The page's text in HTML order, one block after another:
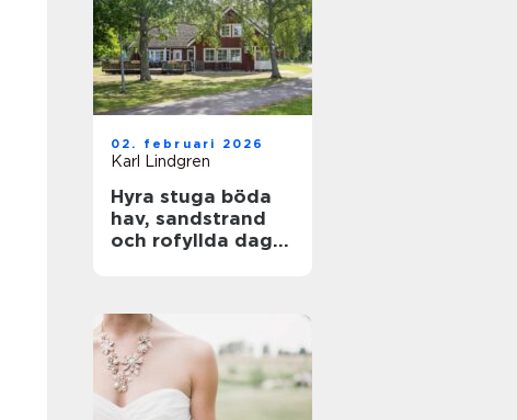
02. februari 2026
Karl Lindgren
Hyra stuga böda
hav, sandstrand
och rofyllda dagar